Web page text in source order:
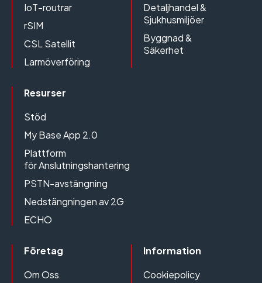
IoT-routrar
rSIM
CSL Satellit
Larmöverföring
Detaljhandel &
Sjukhusmiljöer
Byggnad &
Säkerhet
Resurser
Stöd
My Base App 2.0
Plattform
för Anslutningshantering
PSTN-avstängning
Nedstängningen av 2G
ECHO
Företag
Om Oss
Information
Cookiepolicy